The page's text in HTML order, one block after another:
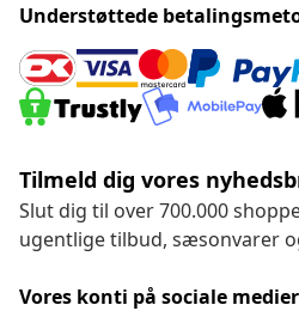
Understøttede
Tilmeld dig vores
Slut dig til over 700.000
ugentlige tilbud, sæsonvarer
Vores konti på sociale medier